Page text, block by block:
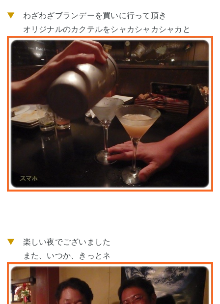
▼ わざわざブランデーを買いに行って頂き
オリジナルのカクテルをシャカシャカシャカと
▼ 楽しい夜でございました
また、いつか、きっとネ